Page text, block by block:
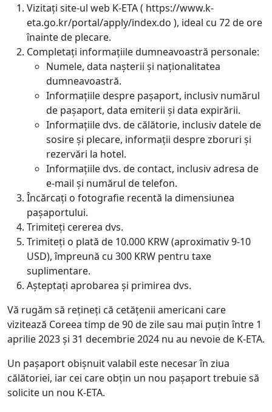
Vizitați site-ul web K-ETA ( https://www.k-
eta.go.kr/portal/apply/index.do ), ideal cu 72 de ore
înainte de plecare.
Completați informațiile dumneavoastră personale:
Numele, data nașterii și naționalitatea
dumneavoastră.
Informațiile despre pașaport, inclusiv numărul
de pașaport, data emiterii și data expirării.
Informațiile dvs. de călătorie, inclusiv datele de
sosire și plecare, informații despre zboruri și
rezervări la hotel.
Informațiile dvs. de contact, inclusiv adresa de
e-mail și numărul de telefon.
Încărcați o fotografie recentă la dimensiunea
pașaportului.
Trimiteți cererea dvs.
Trimiteți o plată de 10.000 KRW (aproximativ 9-10
USD), împreună cu 300 KRW pentru taxe
suplimentare.
Așteptați aprobarea și primirea dvs.
Vă rugăm să rețineți că cetățenii americani care
vizitează Coreea timp de 90 de zile sau mai puțin între 1
aprilie 2023 și 31 decembrie 2024 nu au nevoie de K-ETA.
Un pașaport obișnuit valabil este necesar în ziua
călătoriei, iar cei care obțin un nou pașaport trebuie să
solicite un nou K-ETA.